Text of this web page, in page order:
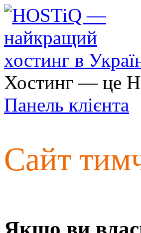
Хостинг — це
Панель клієнта
Сайт